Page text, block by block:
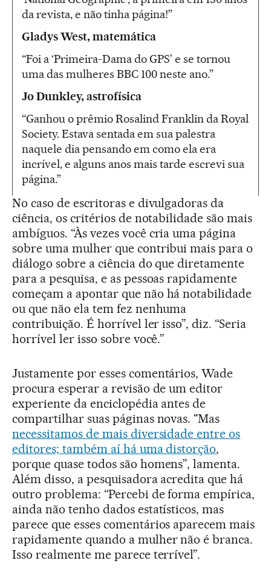
da revista, e não tinha página!”
Gladys West, matemática
“Foi a ‘Primeira-Dama do GPS’ e se tornou
uma das mulheres BBC 100 neste ano.”
Jo Dunkley, astrofísica
“Ganhou o prêmio Rosalind Franklin da Royal
Society. Estava sentada em sua palestra
naquele dia pensando em como ela era
incrível, e alguns anos mais tarde escrevi sua
página.”
No caso de escritoras e divulgadoras da
ciência, os critérios de notabilidade são mais
ambíguos. “Às vezes você cria uma página
sobre uma mulher que contribui mais para o
diálogo sobre a ciência do que diretamente
para a pesquisa, e as pessoas rapidamente
começam a apontar que não há notabilidade
ou que não ela tem fez nenhuma
contribuição. É horrível ler isso”, diz. “Seria
horrível ler isso sobre você.”
Justamente por esses comentários, Wade
procura esperar a revisão de um editor
experiente da enciclopédia antes de
compartilhar suas páginas novas. "Mas
necessitamos de mais diversidade entre os
editores; também aí há uma distorção,
porque quase todos são homens”, lamenta.
Além disso, a pesquisadora acredita que há
outro problema: “Percebi de forma empírica,
ainda não tenho dados estatísticos, mas
parece que esses comentários aparecem mais
rapidamente quando a mulher não é branca.
Isso realmente me parece terrível”.